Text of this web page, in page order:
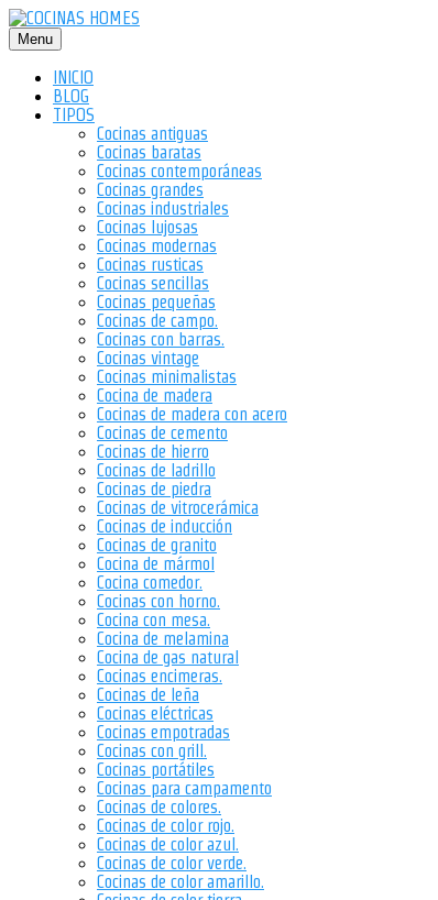
Saltar
al
contenido
Menu
INICIO
BLOG
TIPOS
Cocinas antiguas
Cocinas baratas
Cocinas contemporáneas
Cocinas grandes
Cocinas industriales
Cocinas lujosas
Cocinas modernas
Cocinas rusticas
Cocinas sencillas
Cocinas pequeñas
Cocinas de campo.
Cocinas con barras.
Cocinas vintage
Cocinas minimalistas
Cocina de madera
Cocinas de madera con acero
Cocinas de cemento
Cocinas de hierro
Cocinas de ladrillo
Cocinas de piedra
Cocinas de vitrocerámica
Cocinas de inducción
Cocinas de granito
Cocina de mármol
Cocina comedor.
Cocinas con horno.
Cocina con mesa.
Cocina de melamina
Cocina de gas natural
Cocinas encimeras.
Cocinas de leña
Cocinas eléctricas
Cocinas empotradas
Cocinas con grill.
Cocinas portátiles
Cocinas para campamento
Cocinas de colores.
Cocinas de color rojo.
Cocinas de color azul.
Cocinas de color verde.
Cocinas de color amarillo.